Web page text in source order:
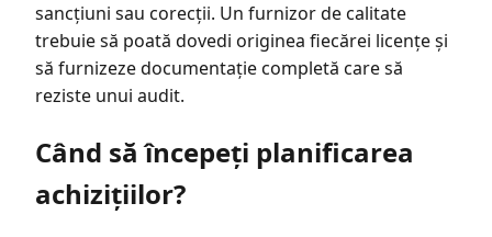
sancțiuni sau corecții. Un furnizor de calitate
trebuie să poată dovedi originea fiecărei licențe și
să furnizeze documentație completă care să
reziste unui audit.
Când să începeți planificarea
achizițiilor?